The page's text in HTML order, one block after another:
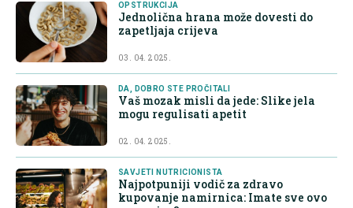
OPSTRUKCIJA
Jednolična hrana može dovesti do
zapetljaja crijeva
03. 04. 2025.
DA, DOBRO STE PROČITALI
Vaš mozak misli da jede: Slike jela
mogu regulisati apetit
02. 04. 2025.
SAVJETI NUTRICIONISTA
Najpotpuniji vodič za zdravo
kupovanje namirnica: Imate sve ovo